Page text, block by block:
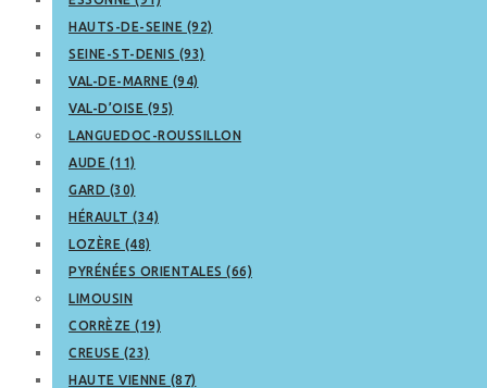
HAUTS-DE-SEINE (92)
SEINE-ST-DENIS (93)
VAL-DE-MARNE (94)
VAL-D’OISE (95)
LANGUEDOC-ROUSSILLON
AUDE (11)
GARD (30)
HÉRAULT (34)
LOZÈRE (48)
PYRÉNÉES ORIENTALES (66)
LIMOUSIN
CORRÈZE (19)
CREUSE (23)
HAUTE VIENNE (87)